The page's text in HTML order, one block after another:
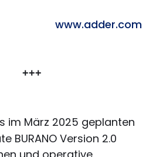
www.adder.com
+++
im März 2025 geplanten
BURANO Version 2.0